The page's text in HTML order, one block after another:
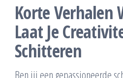
Korte Verhalen
Laat Je
Schitteren
Ben jij een gepassioneerde